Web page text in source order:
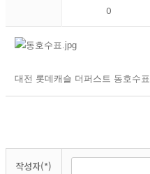
대전 롯데캐슬 더퍼스트 동호수표
작성자(*)